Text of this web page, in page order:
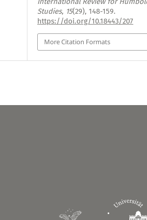
Studies, 15(29), 148-159.
https://doi.org/10.18443/207
More Citation Formats